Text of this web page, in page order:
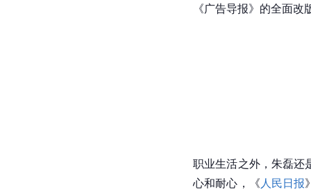
《广告导报》的全面
职业生活之外，朱磊还
心和耐心，《 人民日报